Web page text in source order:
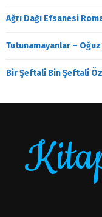
Ağrı Dağı Efsanesi
Tutunamayanlar –
Bir Şeftali Bin Şeftali